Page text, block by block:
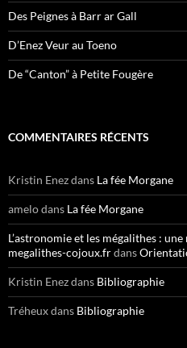
Des Peignes à Barr ar Gall
D’Enez Veur au Toeno
De “Canton” à Petite Fougère
COMMENTAIRES RÉCENTS
Kristin Enezdans La fée Morgane
amelodans La fée Morgane
L’astronomie et les mégalithes :
megalithes-cojoux.frdans
Kristin Enezdans Bibliographie
Tréheuxdans Bibliographie